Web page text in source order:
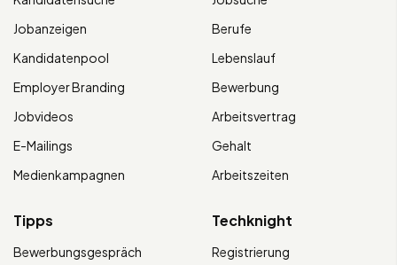
Jobanzeigen
Kandidatenpool
Employer Branding
Jobvideos
E-Mailings
Medienkampagnen
Berufe
Lebenslauf
Bewerbung
Arbeitsvertrag
Gehalt
Arbeitszeiten
Tipps
Bewerbungsgespräch
Techknight
Registrierung